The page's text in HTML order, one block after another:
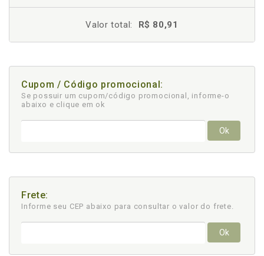
Valor total: R$ 80,91
Cupom / Código promocional:
Se possuir um cupom/código promocional, informe-o
abaixo e clique em ok
Ok
Frete:
Informe seu CEP abaixo para consultar o valor do frete.
Ok